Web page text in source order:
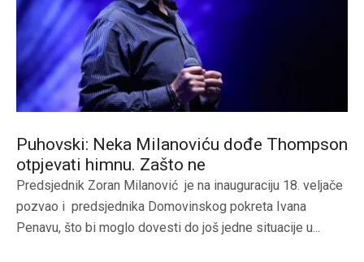
Puhovski: Neka Milanoviću dođe Thompson
otpjevati himnu. Zašto ne
Predsjednik Zoran Milanović je na inauguraciju 18. veljače
pozvao i predsjednika Domovinskog pokreta Ivana
Penavu, što bi moglo dovesti do još jedne situacije u...